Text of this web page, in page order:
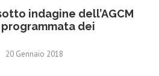
indagine dell’AGCM
dei
20 Gennaio 2018